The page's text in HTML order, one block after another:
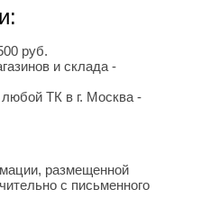
руб.
и склада -
ТК в г. Москва -
размещенной
с письменного